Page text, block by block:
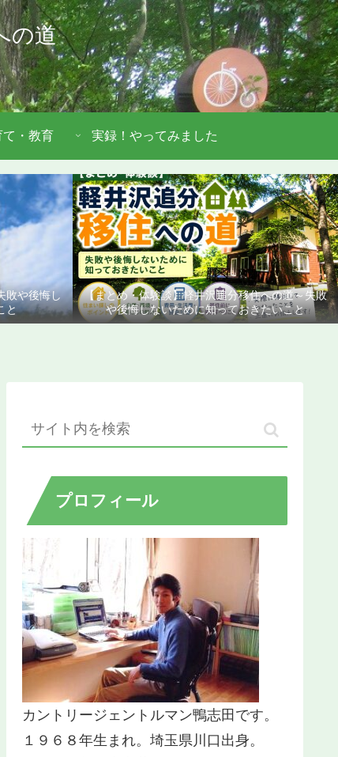
の道
て・教育 実録！やってみました
敗や後悔し
と
【まとめ・体験談】軽井沢追分移住への道～失敗
や後悔しないために知っておきたいこと
プロフィール
カントリージェントルマン鴨志田です。
１９６８年生まれ。埼玉県川口出身。